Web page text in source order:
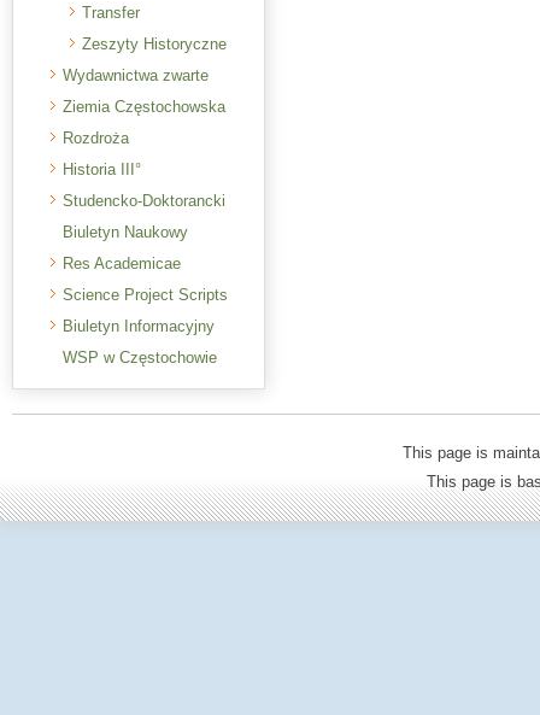
Transfer
Zeszyty Historyczne
Wydawnictwa zwarte
Ziemia Częstochowska
Rozdroża
Historia III°
Studencko-Doktorancki
Biuletyn Naukowy
Res Academicae
Science Project Scripts
Biuletyn Informacyjny
WSP w Częstochowie
This page is
This page is